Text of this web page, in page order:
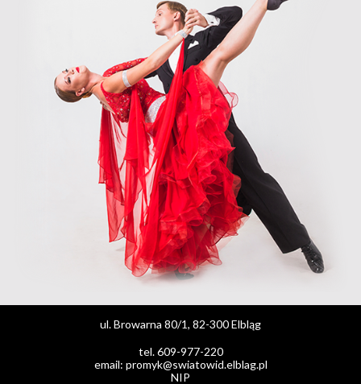
ul. Browarna 80/1, 82-300 Elbląg
tel. 609-977-220
email: promyk@swiatowid.elblag.pl
NIP